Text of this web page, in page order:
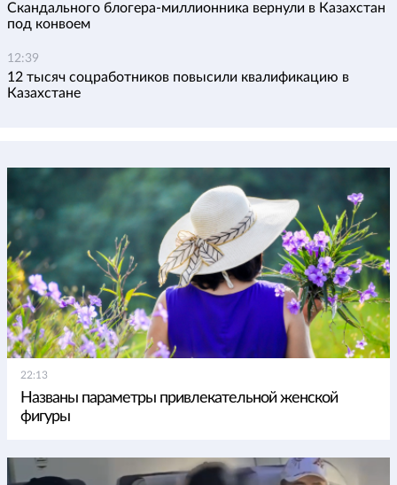
Скандального блогера-миллионника вернули в Казахстан
под конвоем
12:39
12 тысяч соцработников повысили квалификацию в
Казахстане
22:13
Названы параметры привлекательной женской
фигуры